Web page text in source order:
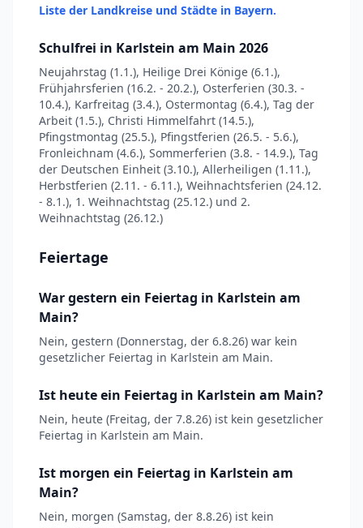
Liste der Landkreise und Städte in Bayern.
Schulfrei in Karlstein am Main 2026
Neujahrstag (1.1.), Heilige Drei Könige (6.1.),
Frühjahrsferien (16.2. - 20.2.), Osterferien (30.3. -
10.4.), Karfreitag (3.4.), Ostermontag (6.4.), Tag der
Arbeit (1.5.), Christi Himmelfahrt (14.5.),
Pfingstmontag (25.5.), Pfingstferien (26.5. - 5.6.),
Fronleichnam (4.6.), Sommerferien (3.8. - 14.9.), Tag
der Deutschen Einheit (3.10.), Allerheiligen (1.11.),
Herbstferien (2.11. - 6.11.), Weihnachtsferien (24.12.
- 8.1.), 1. Weihnachtstag (25.12.) und 2.
Weihnachtstag (26.12.)
Feiertage
War gestern ein Feiertag in Karlstein am
Main?
Nein, gestern (Donnerstag, der 6.8.26) war kein
gesetzlicher Feiertag in Karlstein am Main.
Ist heute ein Feiertag in Karlstein am Main?
Nein, heute (Freitag, der 7.8.26) ist kein gesetzlicher
Feiertag in Karlstein am Main.
Ist morgen ein Feiertag in Karlstein am
Main?
Nein, morgen (Samstag, der 8.8.26) ist kein